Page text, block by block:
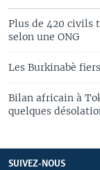
Plus de 420 civils
selon une ONG
Les Burkinabè
Bilan africain à
quelques
SUIVEZ-NOUS